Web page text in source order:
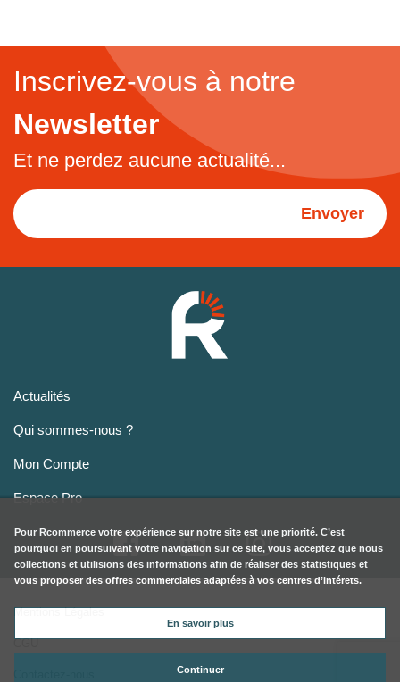
Inscrivez-vous à notre
Newsletter
Et ne perdez aucune actualité...
Envoyer
Actualités
Qui sommes-nous ?
Mon Compte
Espace Pro
Mentions Légales
CGU
Pour Rcommerce votre expérience sur notre site est une priorité. C’est
pourquoi en poursuivant votre navigation sur ce site, vous acceptez que nous
collections et utilisions des informations afin de réaliser des statistiques et
vous proposer des offres commerciales adaptées à vos centres d’intérets.
En savoir plus
Continuer